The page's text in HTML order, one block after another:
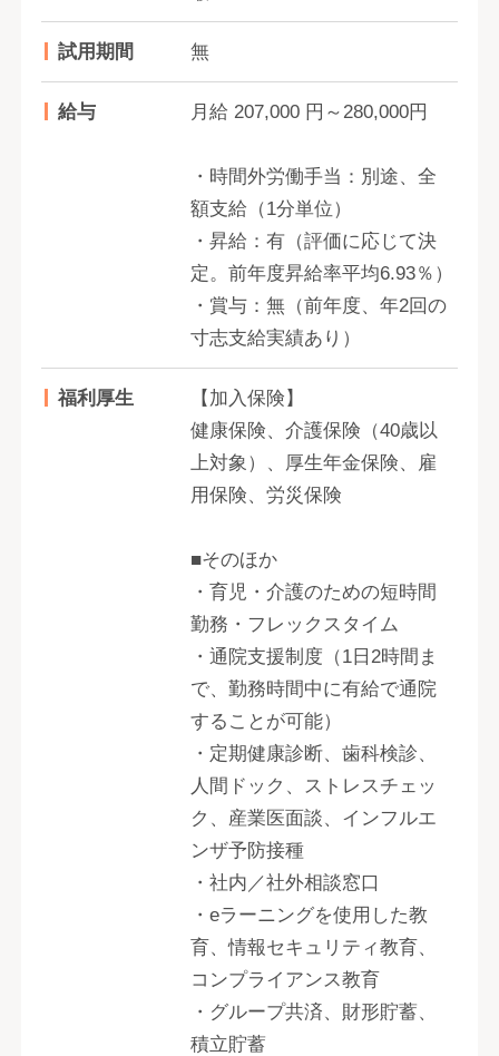
試用期間 無
給与 月給 207,000 円～280,000円
・時間外労働手当：別途、全
額支給（1分単位）
・昇給：有（評価に応じて決
定。前年度昇給率平均6.93％）
・賞与：無（前年度、年2回の
寸志支給実績あり）
福利厚生
【加入保険】
健康保険、介護保険（40歳以
上対象）、厚生年金保険、雇
用保険、労災保険
■そのほか
・育児・介護のための短時間
勤務・フレックスタイム
・通院支援制度（1日2時間ま
で、勤務時間中に有給で通院
することが可能）
・定期健康診断、歯科検診、
人間ドック、ストレスチェッ
ク、産業医面談、インフルエ
ンザ予防接種
・社内／社外相談窓口
・eラーニングを使用した教
育、情報セキュリティ教育、
コンプライアンス教育
・グループ共済、財形貯蓄、
積立貯蓄